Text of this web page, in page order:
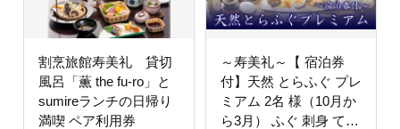
割烹旅館寿美礼 貸切
風呂「薫 the fu-ro」と
sumireランチの日帰り
満喫 ペア利用券
～寿美礼～【 宿泊券
付】天然 とらふぐ プレ
ミアム 2名 様（10月か
ら3月） ふぐ 刺身 てっ